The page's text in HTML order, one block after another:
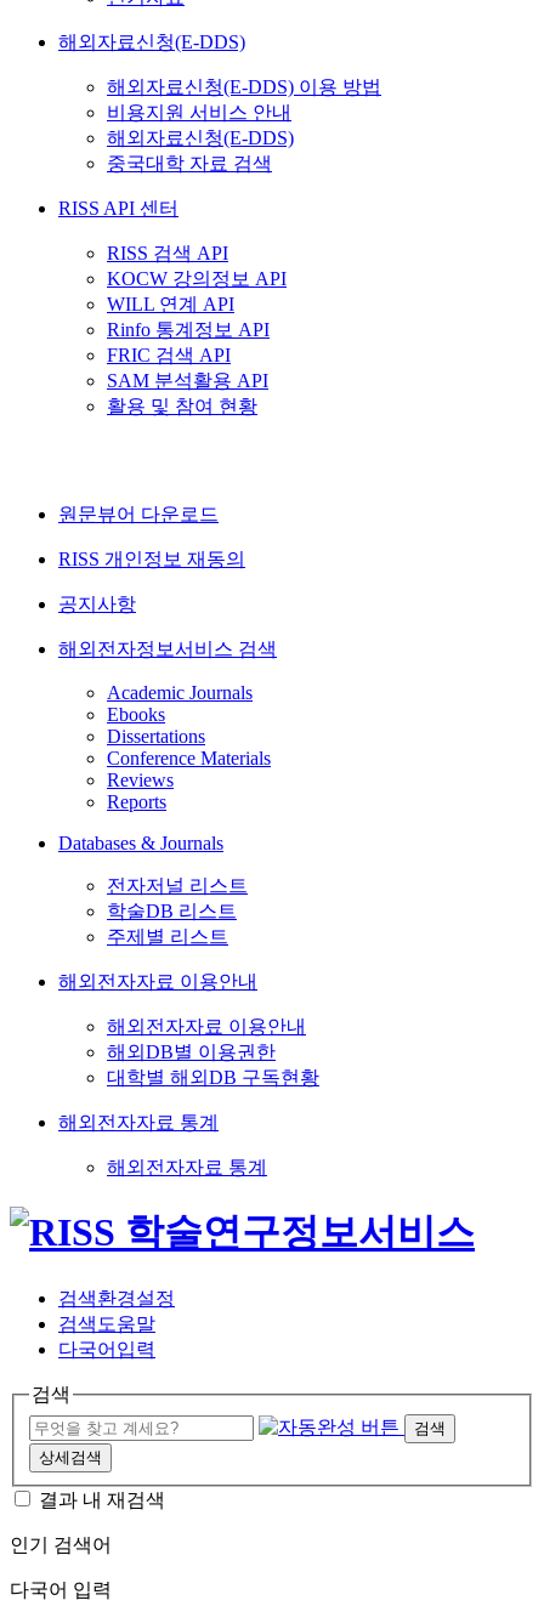
해외자료신청(E-DDS)
해외자료신청(E-DDS) 이용 방법
비용지원 서비스 안내
해외자료신청(E-DDS)
중국대학 자료 검색
RISS API 센터
RISS 검색 API
KOCW 강의정보 API
WILL 연계 API
Rinfo 통계정보 API
FRIC 검색 API
SAM 분석활용 API
활용 및 참여 현황
원문뷰어 다운로드
RISS 개인정보 재동의
공지사항
해외전자정보서비스 검색
Academic Journals
Ebooks
Dissertations
Conference Materials
Reviews
Reports
Databases & Journals
전자저널 리스트
학술DB 리스트
주제별 리스트
해외전자자료 이용안내
해외전자자료 이용안내
해외DB별 이용권한
대학별 해외DB 구독현황
해외전자자료 통계
해외전자자료 통계
검색환경설정
검색도움말
다국어입력
검색
검색
상세검색
결과 내 재검색
인기 검색어
다국어 입력